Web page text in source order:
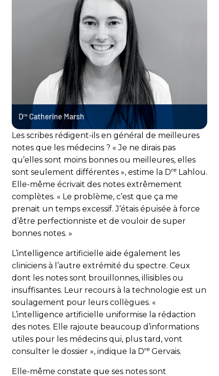
Les scribes rédigent-ils en général de meilleures
notes que les médecins ? « Je ne dirais pas
qu’elles sont moins bonnes ou meilleures, elles
sont seulement différentes », estime la Dre Lahlou.
Elle-même écrivait des notes extrêmement
complètes. « Le problème, c’est que ça me
prenait un temps excessif. J’étais épuisée à force
d’être perfectionniste et de vouloir de super
bonnes notes. »
L’intelligence artificielle aide également les
cliniciens à l’autre extrémité du spectre. Ceux
dont les notes sont brouillonnes, illisibles ou
insuffisantes. Leur recours à la technologie est un
soulagement pour leurs collègues. «
L’intelligence artificielle uniformise la rédaction
des notes. Elle rajoute beaucoup d’informations
utiles pour les médecins qui, plus tard, vont
consulter le dossier », indique la Dre Gervais.
Elle-même constate que ses notes sont